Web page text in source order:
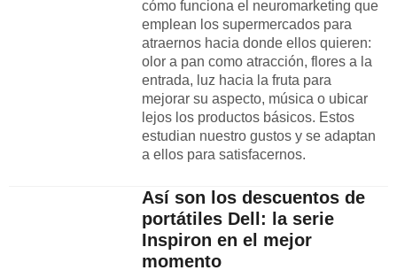
cómo funciona el neuromarketing que
emplean los supermercados para
atraernos hacia donde ellos quieren:
olor a pan como atracción, flores a la
entrada, luz hacia la fruta para
mejorar su aspecto, música o ubicar
lejos los productos básicos. Estos
estudian nuestro gustos y se adaptan
a ellos para satisfacernos.
Así son los descuentos de
portátiles Dell: la serie
Inspiron en el mejor
momento